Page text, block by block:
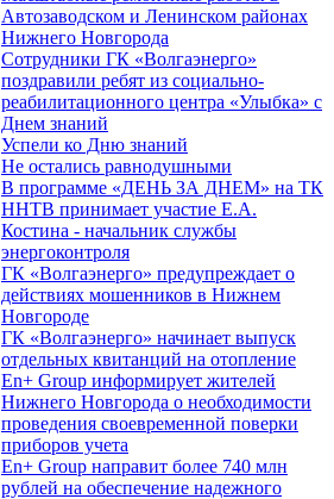
Автозаводском и Ленинском районах
Нижнего Новгорода
Сотрудники ГК «Волгаэнерго»
поздравили ребят из социально-
реабилитационного центра «Улыбка» с
Днем знаний
Успели ко Дню знаний
Не остались равнодушными
В программе «ДЕНЬ ЗА ДНЕМ» на ТК
ННТВ принимает участие Е.А.
Костина - начальник службы
энергоконтроля
ГК «Волгаэнерго» предупреждает о
действиях мошенников в Нижнем
Новгороде
ГК «Волгаэнерго» начинает выпуск
отдельных квитанций на отопление
En+ Group информирует жителей
Нижнего Новгорода о необходимости
проведения своевременной поверки
приборов учета
En+ Group направит более 740 млн
рублей на обеспечение надежного